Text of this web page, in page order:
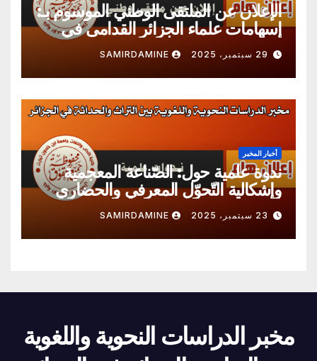
الإعلان عن الملتقى الوطني الموسوم بـ:
إسهامات علماء الجزائر القدامى في
الدّرسين اللغوي و النحوي
29 سبتمبر، 2025 SAMIRDAMINE
أخبار المخبر
ندوة علمية حول: الصّناعة المعجمية
وإشكالية التّحوّل المعرفي والحضاري
23 سبتمبر، 2025 SAMIRDAMINE
مخبر الدراسات النحوية واللغوية